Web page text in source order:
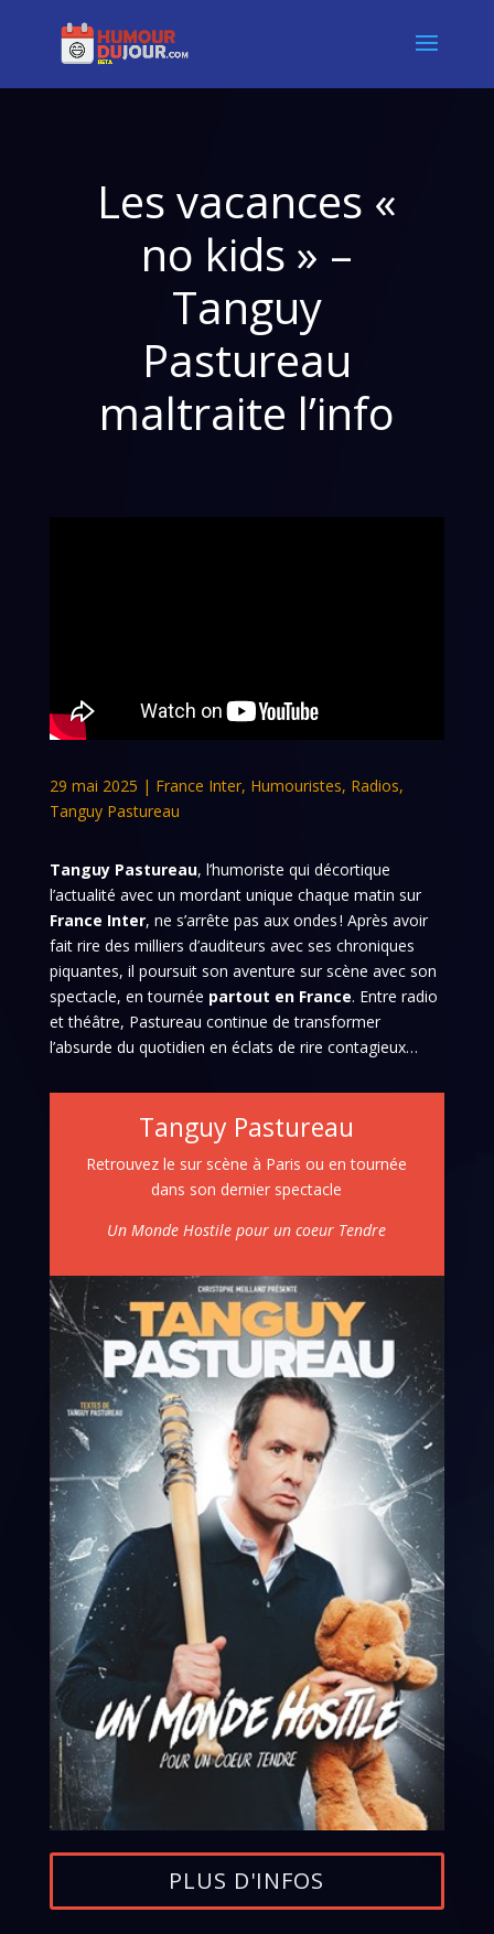
Les vacances «
no kids » –
Tanguy
Pastureau
maltraite l’info
29 mai 2025 | France Inter, Humouristes, Radios,
Tanguy Pastureau
Tanguy Pastureau, l’humoriste qui décortique
l’actualité avec un mordant unique chaque matin sur
France Inter, ne s’arrête pas aux ondes ! Après avoir
fait rire des milliers d’auditeurs avec ses chroniques
piquantes, il poursuit son aventure sur scène avec son
spectacle, en tournée partout en France. Entre radio
et théâtre, Pastureau continue de transformer
l’absurde du quotidien en éclats de rire contagieux…
Tanguy Pastureau
Retrouvez le sur scène à Paris ou en tournée
dans son dernier spectacle
Un Monde Hostile pour un coeur Tendre
PLUS D'INFOS